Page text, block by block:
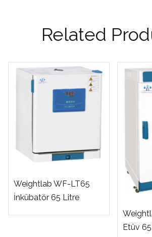
Related
Weightlab WF-LT65
İnkübatör 65 Litre
Etüv